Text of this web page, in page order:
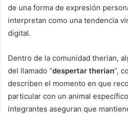
de una forma de expresión
interpretan como una tendencia
digital.
Dentro de la comunidad therian,
del llamado “despertar therian”,
describen el momento en que
particular con un animal
integrantes aseguran que